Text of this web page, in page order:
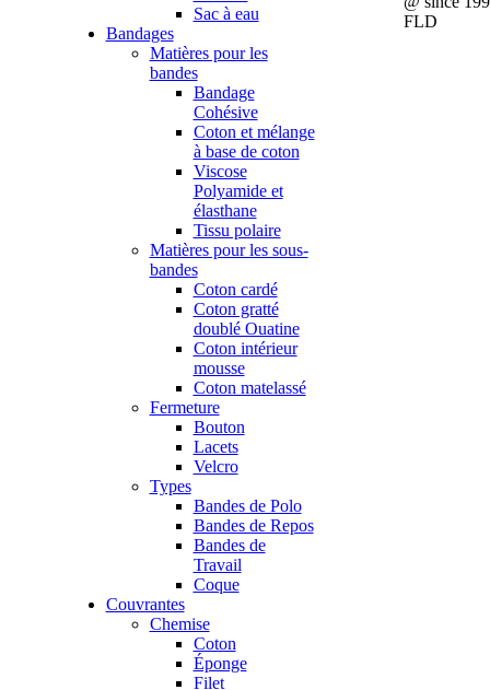
Sac à eau
Bandages
Matières pour les
bandes
Bandage
Cohésive
Coton et mélange
à base de coton
Viscose
Polyamide et
élasthane
Tissu polaire
Matières pour les sous-
bandes
Coton cardé
Coton gratté
doublé Ouatine
Coton intérieur
mousse
Coton matelassé
Fermeture
Bouton
Lacets
Velcro
Types
Bandes de Polo
Bandes de Repos
Bandes de
Travail
Coque
Couvrantes
Chemise
Coton
Éponge
Filet
FLD